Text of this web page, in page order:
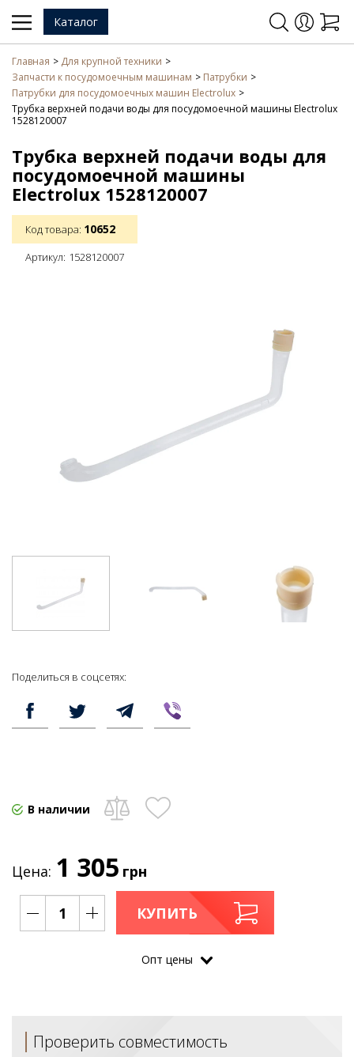
Каталог
Главная
Для крупной техники
Запчасти к посудомоечным машинам
Патрубки
Патрубки для посудомоечных машин Electrolux
Трубка верхней подачи воды для посудомоечной машины Electrolux
1528120007
Трубка верхней подачи воды для
посудомоечной машины
Electrolux 1528120007
Код товара: 10652
Артикул: 1528120007
Поделиться в соцсетях:
В наличии
Цена: 1 305 грн
КУПИТЬ
Опт цены
Проверить совместимость